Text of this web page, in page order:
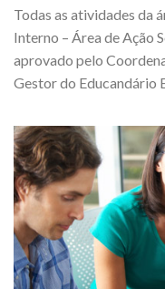
Todas as atividades da
Interno – Área de Ação
aprovado pelo
Gestor do Educandário